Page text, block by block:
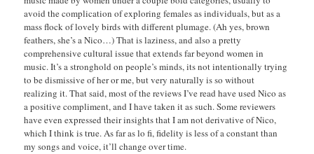
avoid the complication of exploring females as individuals, but as a
mass flock of lovely birds with different plumage. (Ah yes, brown
feathers, she’s a Nico…) That is laziness, and also a pretty
comprehensive cultural issue that extends far beyond women in
music. It’s a stronghold on people’s minds, its not intentionally trying
to be dismissive of her or me, but very naturally is so without
realizing it. That said, most of the reviews I’ve read have used Nico as
a positive compliment, and I have taken it as such. Some reviewers
have even expressed their insights that I am not derivative of Nico,
which I think is true. As far as lo fi, fidelity is less of a constant than
my songs and voice, it’ll change over time.